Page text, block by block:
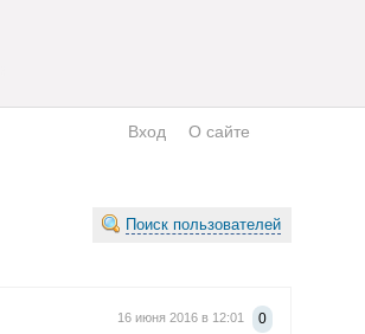
Вход О сайте
Поиск пользователей
0
16 июня 2016 в 12:01